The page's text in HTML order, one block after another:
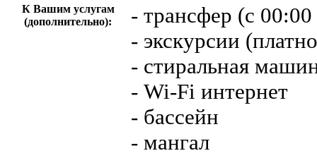
К Вашим услугам
(дополнительно):
- трансфер (с
- экскурсии
- стиральная
- Wi-Fi интернет
- бассейн
- мангал